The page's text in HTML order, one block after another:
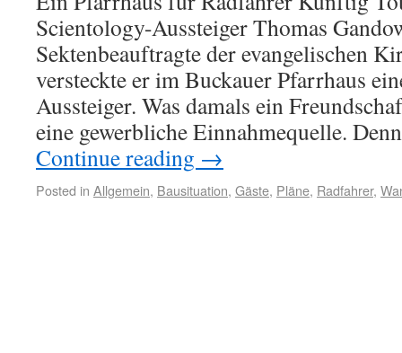
Scientology-Aussteiger Thomas
Sektenbeauftragte der evangelischen
versteckte er im Buckauer Pfarrhaus
Aussteiger. Was damals ein
eine gewerbliche Einnahmequelle.
Continue reading →
Posted in Allgemein, Bausituation, Gäste, Pläne, Radfahrer,